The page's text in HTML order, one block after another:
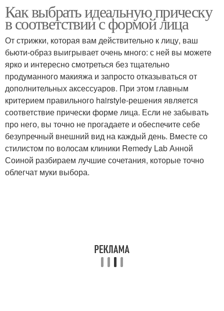
Прическа с пучком Французская стрижка
Пучок со жгутом Необычный пучок
Французская ракушки-
улитка
Пучок с плетением
Французская ракушка
Как выбрать идеальную прическу
в соответствии с формой лица
От стрижки, которая вам действительно к лицу, ваш
бьюти-образ выигрывает очень много: с ней вы можете
ярко и интересно смотреться без тщательно
продуманного макияжа и запросто отказываться от
дополнительных аксессуаров. При этом главным
критерием правильного hairstyle-решения является
соответствие прически форме лица. Если не забывать
про него, вы точно не прогадаете и обеспечите себе
безупречный внешний вид на каждый день. Вместе со
стилистом по волосам клиники Remedy Lab Анной
Соиной разбираем лучшие сочетания, которые точно
облегчат муки выбора.